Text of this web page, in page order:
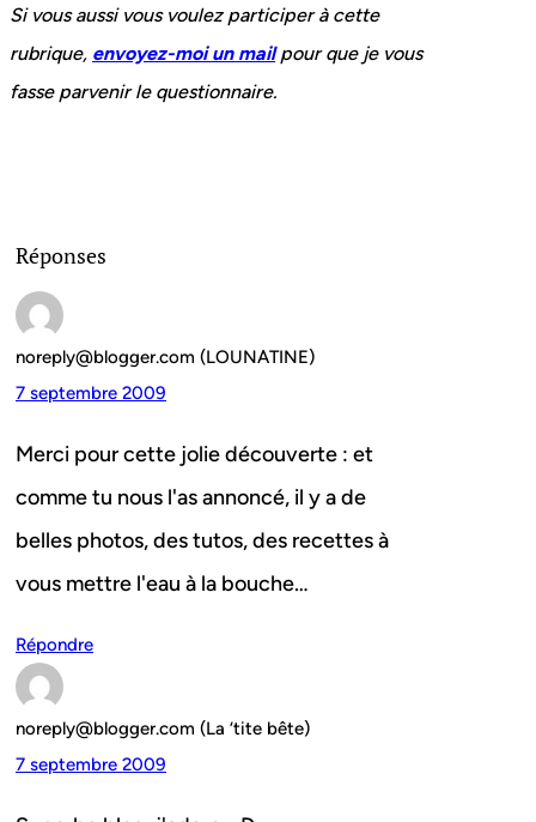
Si vous aussi vous voulez participer à cette
rubrique, envoyez-moi un mailpour que je vous
fasse parvenir le questionnaire.
Réponses
noreply@blogger.com (LOUNATINE)
7 septembre 2009
Merci pour cette jolie découverte : et
comme tu nous l'as annoncé, il y a de
belles photos, des tutos, des recettes à
vous mettre l'eau à la bouche…
Répondre
noreply@blogger.com (La ‘tite bête)
7 septembre 2009